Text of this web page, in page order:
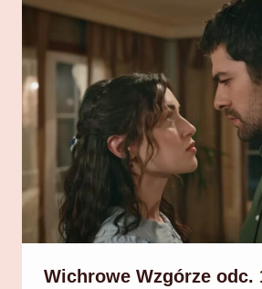
Wichrowe Wzgórze odc.